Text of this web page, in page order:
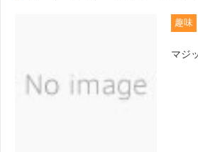
趣味
マジ